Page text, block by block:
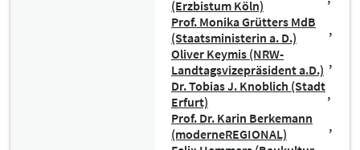
(Erzbistum Köln)
Prof. Monika Grütters MdB
(Staatsministerin a. D.)
Oliver Keymis (NRW-
Landtagsvizepräsident a.D.)
Dr. Tobias J. Knoblich (Stadt
Erfurt)
Prof. Dr. Karin Berkemann
(moderneREGIONAL)